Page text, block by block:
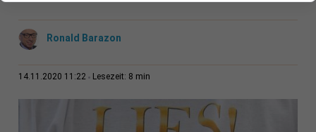
Ronald Barazon
14.11.2020 11:22 Lesezeit: 8 min